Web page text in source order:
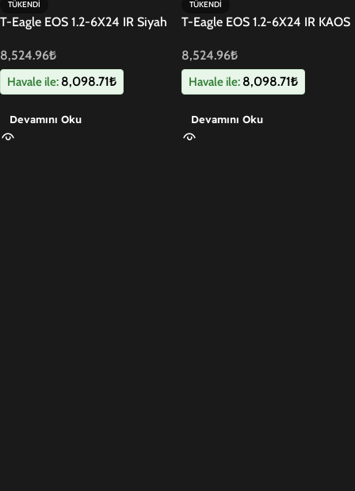
TÜKENDI
T-Eagle EOS 1.2-6X24 IR Siyah
8,524.96₺
Havale ile: 8,098.71₺
Devamını Oku
TÜKENDI
T-Eagle EOS 1.2-6X24 IR KAOS
8,524.96₺
Havale ile: 8,098.71₺
Devamını Oku